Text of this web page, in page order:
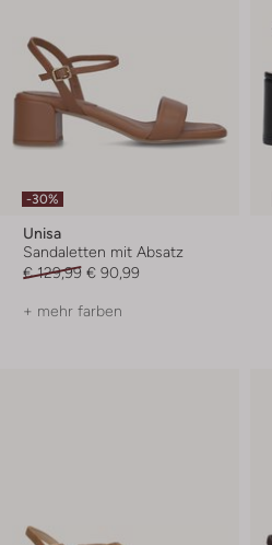
-30%
Unisa
Sandaletten mit Absatz
€ 129,99 € 90,99
+ mehr farben